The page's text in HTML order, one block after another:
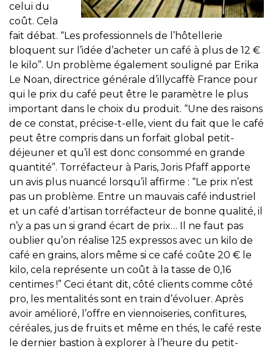
celui du
coût. Cela
fait débat. “Les professionnels de l’hôtellerie
bloquent sur l’idée d’acheter un café à plus de 12 €
le kilo”. Un problème également souligné par Erika
Le Noan, directrice générale d’illycaffè France pour
qui le prix du café peut être le paramètre le plus
important dans le choix du produit. “Une des raisons
de ce constat, précise-t-elle, vient du fait que le café
peut être compris dans un forfait global petit-
déjeuner et qu’il est donc consommé en grande
quantité”. Torréfacteur à Paris, Joris Pfaff apporte
un avis plus nuancé lorsqu’il affirme : “Le prix n’est
pas un problème. Entre un mauvais café industriel
et un café d’artisan torréfacteur de bonne qualité, il
n’y a pas un si grand écart de prix… Il ne faut pas
oublier qu’on réalise 125 expressos avec un kilo de
café en grains, alors même si ce café coûte 20 € le
kilo, cela représente un coût à la tasse de 0,16
centimes !” Ceci étant dit, côté clients comme côté
pro, les mentalités sont en train d’évoluer. Après
avoir amélioré, l’offre en viennoiseries, confitures,
céréales, jus de fruits et même en thés, le café reste
le dernier bastion à explorer à l’heure du petit-